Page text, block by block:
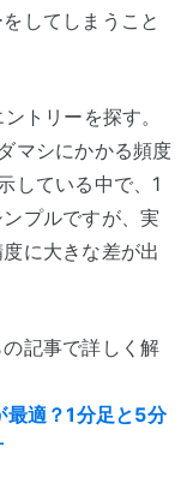
してしまうこと
トリーを探す。
マシにかかる頻度
している中で、1
プルですが、実
に大きな差が出
記事で詳しく解
適？1分足と5分